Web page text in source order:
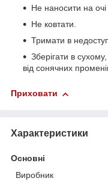
Не наносити на очі
Не ковтати.
Тримати в
Зберігати в
від сонячних
Приховати
Характеристики
Основні
Виробник